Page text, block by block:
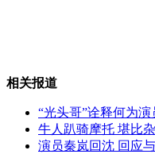
日本预测首都地震震
相关报道
“光头哥”诠释何为
牛人趴骑摩托 堪比
演员秦岚回沈 回应